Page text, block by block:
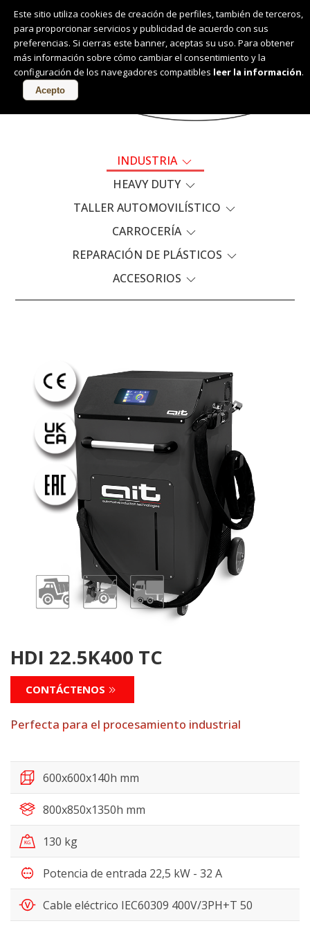
Español
INDUSTRIA
HEAVY DUTY
TALLER AUTOMOVILÍSTICO
CARROCERÍA
REPARACIÓN DE PLÁSTICOS
ACCESORIOS
HDI 22.5K400 TC
CONTÁCTENOS
Perfecta para el procesamiento industrial
600x600x140h mm
800x850x1350h mm
130 kg
Potencia de entrada 22,5 kW - 32 A
Cable eléctrico IEC60309 400V/3PH+T 50
Este sitio utiliza cookies de creación de perfiles, también de terceros,
para proporcionar servicios y publicidad de acuerdo con sus
preferencias. Si cierras este banner, aceptas su uso. Para obtener
más información sobre cómo cambiar el consentimiento y la
configuración de los navegadores compatibles leer la información.
Acepto